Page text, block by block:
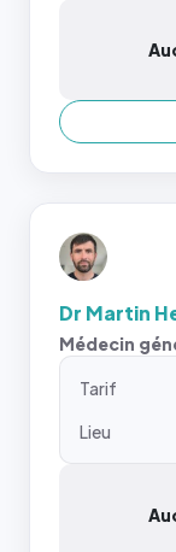
Dr Martin
Médecin
Tarif
Lieu